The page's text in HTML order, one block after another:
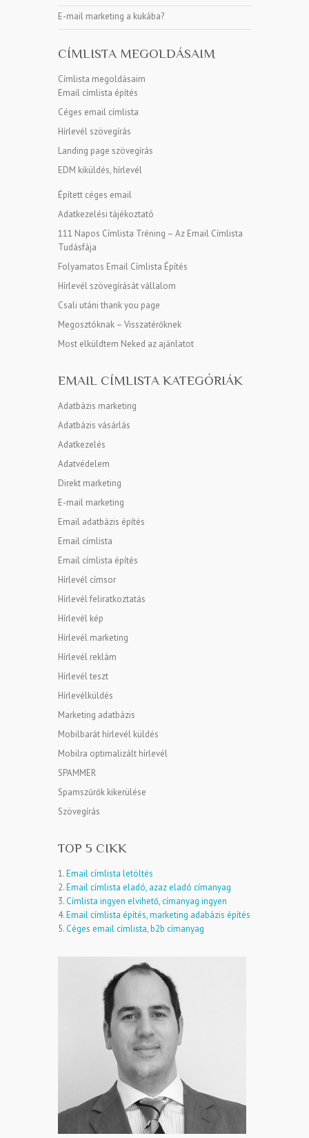
E-mail marketing a kukába?
CÍMLISTA MEGOLDÁSAIM
Címlista megoldásaim
Email címlista építés
Céges email címlista
Hírlevél szövegírás
Landing page szövegírás
EDM kiküldés, hírlevél
Épített céges email
Adatkezelési tájékoztató
111 Napos Címlista Tréning – Az Email Címlista
Tudásfája
Folyamatos Email Címlista Építés
Hírlevél szövegírását vállalom
Csali utáni thank you page
Megosztóknak – Visszatérőknek
Most elküldtem Neked az ajánlatot
EMAIL CÍMLISTA KATEGÓRIÁK
Adatbázis marketing
Adatbázis vásárlás
Adatkezelés
Adatvédelem
Direkt marketing
E-mail marketing
Email adatbázis építés
Email címlista
Email címlista építés
Hírlevél címsor
Hírlevél feliratkoztatás
Hírlevél kép
Hírlevél marketing
Hírlevél reklám
Hírlevél teszt
Hírlevélküldés
Marketing adatbázis
Mobilbarát hírlevél küldés
Mobilra optimalizált hírlevél
SPAMMER
Spamszűrők kikerülése
Szövegírás
TOP 5 CIKK
1.Email címlista letöltés
2.Email címlista eladó, azaz eladó címanyag
3.Címlista ingyen elvihető, címanyag ingyen
4.Email címlista építés, marketing adabázis építés
5.Céges email címlista, b2b címanyag